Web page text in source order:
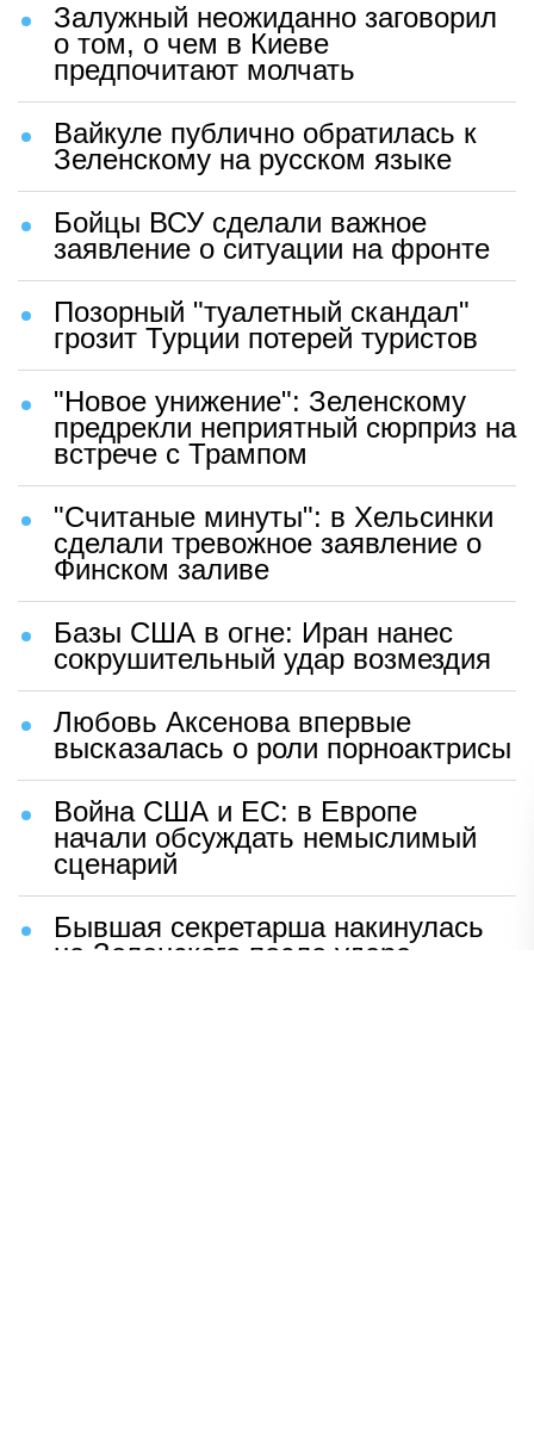
Залужный неожиданно заговорил
о том, о чем в Киеве
предпочитают молчать
Вайкуле публично обратилась к
Зеленскому на русском языке
Бойцы ВСУ сделали важное
заявление о ситуации на фронте
Позорный "туалетный скандал"
грозит Турции потерей туристов
"Новое унижение": Зеленскому
предрекли неприятный сюрприз на
встрече с Трампом
"Считаные минуты": в Хельсинки
сделали тревожное заявление о
Финском заливе
Базы США в огне: Иран нанес
сокрушительный удар возмездия
Любовь Аксенова впервые
высказалась о роли порноактрисы
Война США и ЕС: в Европе
начали обсуждать немыслимый
сценарий
Бывшая секретарша накинулась
на Зеленского после удара